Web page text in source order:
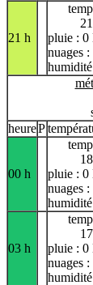
21 h
pluie :
nuages
heureP
00 h
pluie :
nuages
03 h
pluie :
nuages